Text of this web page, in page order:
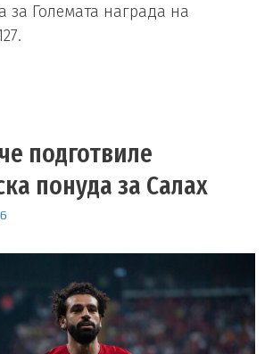
за Големата награда на
подготвиле
понуда за Салах